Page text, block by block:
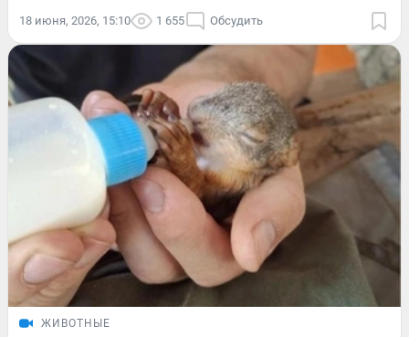
18 июня, 2026, 15:10 1 655 Обсудить
ЖИВОТНЫЕ